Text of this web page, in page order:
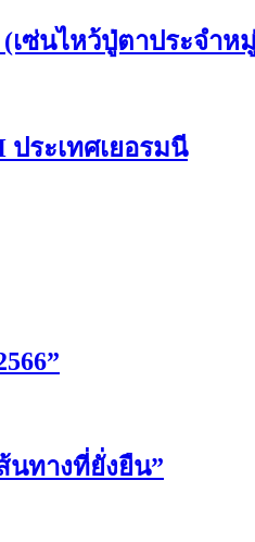
เซ่นไหว้ปู่ตาประจำห
ประเทศเยอรมนี
นทางที่ยั่งยืน”